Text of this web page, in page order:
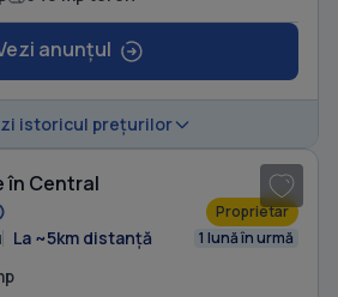
anunțul
istoricul prețurilor
în Central
Proprietar
La ~5km distanță 1 lună în urmă